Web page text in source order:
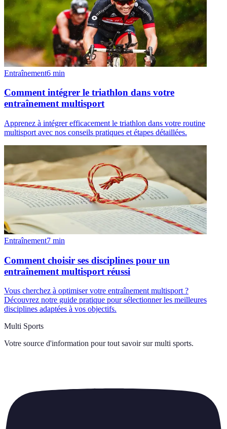
Entraînement6 min
Comment intégrer le triathlon dans votre
entraînement multisport
Apprenez à intégrer efficacement le triathlon dans votre routine
multisport avec nos conseils pratiques et étapes détaillées.
Entraînement7 min
Comment choisir ses disciplines pour un
entraînement multisport réussi
Vous cherchez à optimiser votre entraînement multisport ?
Découvrez notre guide pratique pour sélectionner les meilleures
disciplines adaptées à vos objectifs.
Multi Sports
Votre source d'information pour tout savoir sur multi sports.